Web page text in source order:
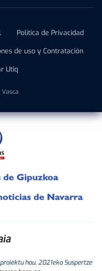
Política de Privacidad
de uso y Contratación
Utiq
Vasca
hau, 2021eko Suspertze